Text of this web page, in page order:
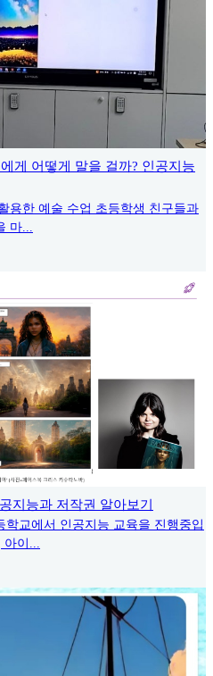
게 어떻게 말을 걸까? 인공지능
용한 예술 수업 초등학생 친구들과
마...
지능과 저작권 알아보기
교에서 인공지능 교육을 진행중입
이...